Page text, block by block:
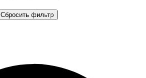
Сбросить фильтр